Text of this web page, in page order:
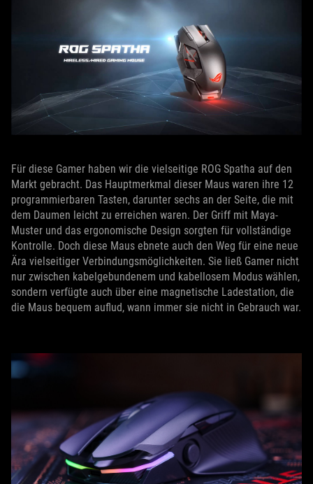
Für diese Gamer haben wir die vielseitige ROG Spatha auf den
Markt gebracht. Das Hauptmerkmal dieser Maus waren ihre 12
programmierbaren Tasten, darunter sechs an der Seite, die mit
dem Daumen leicht zu erreichen waren. Der Griff mit Maya-
Muster und das ergonomische Design sorgten für vollständige
Kontrolle. Doch diese Maus ebnete auch den Weg für eine neue
Ära vielseitiger Verbindungsmöglichkeiten. Sie ließ Gamer nicht
nur zwischen kabelgebundenem und kabellosem Modus wählen,
sondern verfügte auch über eine magnetische Ladestation, die
die Maus bequem auflud, wann immer sie nicht in Gebrauch war.